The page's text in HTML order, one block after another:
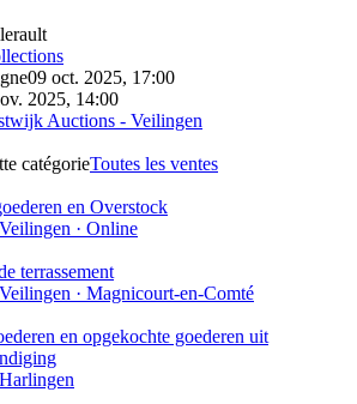
09 oct. 2025, 17:00
2025, 14:00
Auctions - Veilingen
catégorieToutes les ventes
en Overstock
· Online
terrassement
· Magnicourt-en-Comté
en opgekochte goederen uit